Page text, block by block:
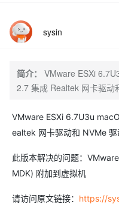
sysin
简介：
VMware ESXi
2.7 集成 Realtek 网卡驱动
VMware ESXi 6.7U3u
ealtek 网卡驱动和 NVMe
此版本解决的问题：
MDK) 附加到虚拟机
请访问原文链接： https://